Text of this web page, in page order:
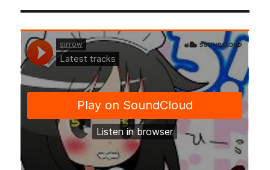
b
o
o
k
r
を
買
て
日
語
の
手
書